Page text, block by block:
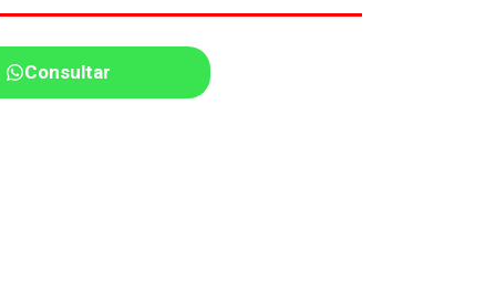
Consultar